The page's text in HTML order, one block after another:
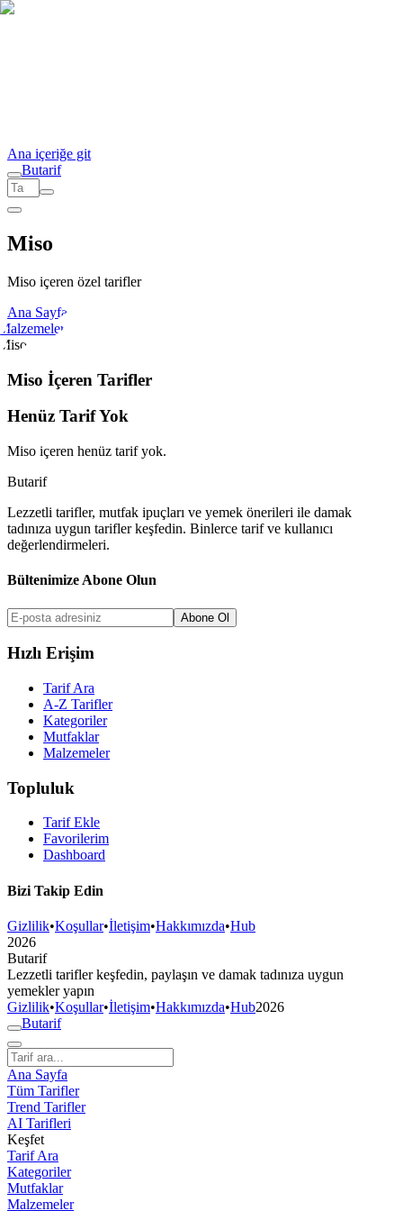
Ana içeriğe git
Butarif
Miso
Miso içeren özel tarifler
Ana Sayfa
Miso İçeren Tarifler
Henüz Tarif Yok
Miso içeren henüz tarif yok.
Butarif
Lezzetli tarifler, mutfak ipuçları ve yemek önerileri ile damak
tadınıza uygun tarifler keşfedin. Binlerce tarif ve kullanıcı
değerlendirmeleri.
Bültenimize Abone Olun
Abone Ol
Hızlı Erişim
Tarif Ara
A-Z Tarifler
Kategoriler
Mutfaklar
Malzemeler
Topluluk
Tarif Ekle
Favorilerim
Dashboard
Bizi Takip Edin
Gizlilik•Koşullar•İletişim•Hakkımızda•Hub
2026
Butarif
Lezzetli tarifler keşfedin, paylaşın ve damak tadınıza uygun
yemekler yapın
Gizlilik•Koşullar•İletişim•Hakkımızda•Hub2026
Butarif
Ana Sayfa
Tüm Tarifler
Trend Tarifler
AI Tarifleri
Keşfet
Tarif Ara
Kategoriler
Mutfaklar
Malzemeler